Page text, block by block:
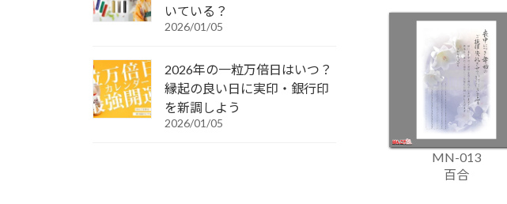
MN-013
百合
いている？
2026/01/05
2026年の一粒万倍日はいつ？
縁起の良い日に実印・銀行印
を新調しよう
2026/01/05